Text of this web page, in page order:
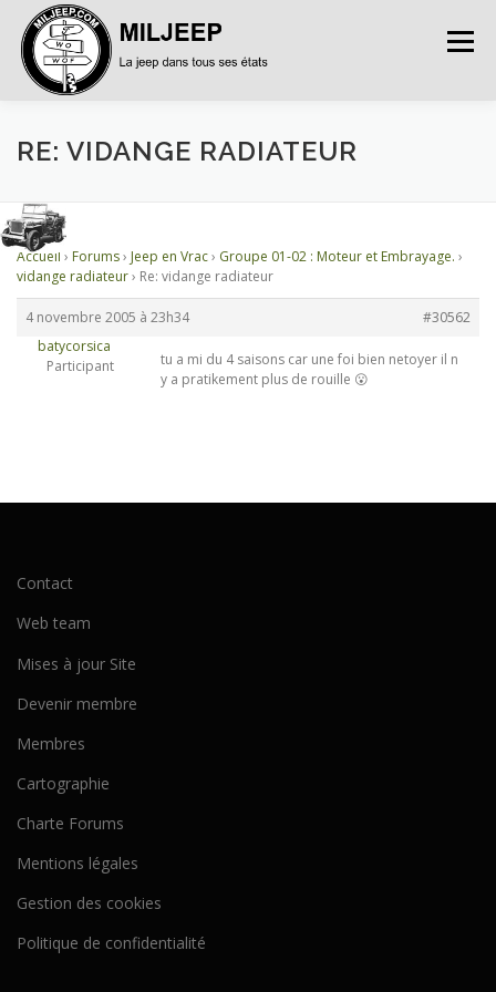
Menu
ACCUEIL ARTICLES PETITES ANNONCES
ALBUMS
DOCUMENTATIONS
RE: VIDANGE RADIATEUR
Accueil › Forums› Jeep en Vrac› Groupe 01-02 : Moteur et Embrayage. ›
vidange radiateur› Re: vidange radiateur
4 novembre 2005 à 23h34
#30562
batycorsica
Participant
tu a mi du 4 saisons car une foi bien netoyer il n
y a pratikement plus de rouille 😮
Contact
Web team
Mises à jour Site
Devenir membre
Membres
Cartographie
Charte Forums
Mentions légales
Gestion des cookies
Politique de confidentialité